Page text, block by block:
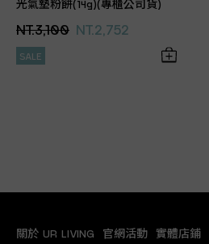
光氣墊粉餅(14g)(專櫃公司貨)
NT.3,100 NT.2,752
SALE
關於 UR LIVING 官網活動 實體店鋪